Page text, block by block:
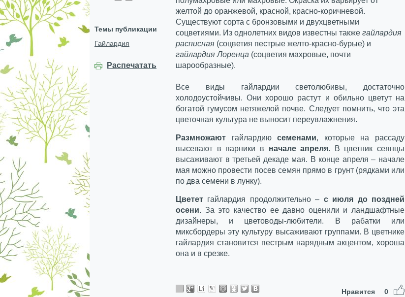
Темы публикации
Гайлардия
Распечатать
желтой до оранжевой, красной, красно-коричневой.
Существуют сорта с бронзовыми и двухцветными
соцветиями. Из однолетних видов известны также гайлардия
расписная (соцветия пестрые желто-красно-бурые) и
гайлардия Лоренца (соцветия махровые, почти
шарообразные).
Все виды гайлардии светолюбивы, достаточно
холодоустойчивы. Они хорошо растут и обильно цветут на
богатой гумусом нетяжелой почве. Следует помнить, что эта
цветочная культура не выносит переувлажнения.
Размножают гайлардиюсеменами, которые на рассаду
высевают в парники в начале апреля. В цветник сеянцы
высаживают в третьей декаде мая. В конце апреля – начале
мая можно провести посев семян прямо в грунт (рядками или
по два семени в лунку).
Цветет гайлардия продолжительно – с июля до поздней
осени. За это качество ее давно оценили и ландшафтные
дизайнеры, и цветоводы-любители. В рабатки или
миксбордеры эту культуру высаживают группами. В цветнике
гайлардия становится пестрым нарядным акцентом, хороша
она и в срезке.
Нравится 0